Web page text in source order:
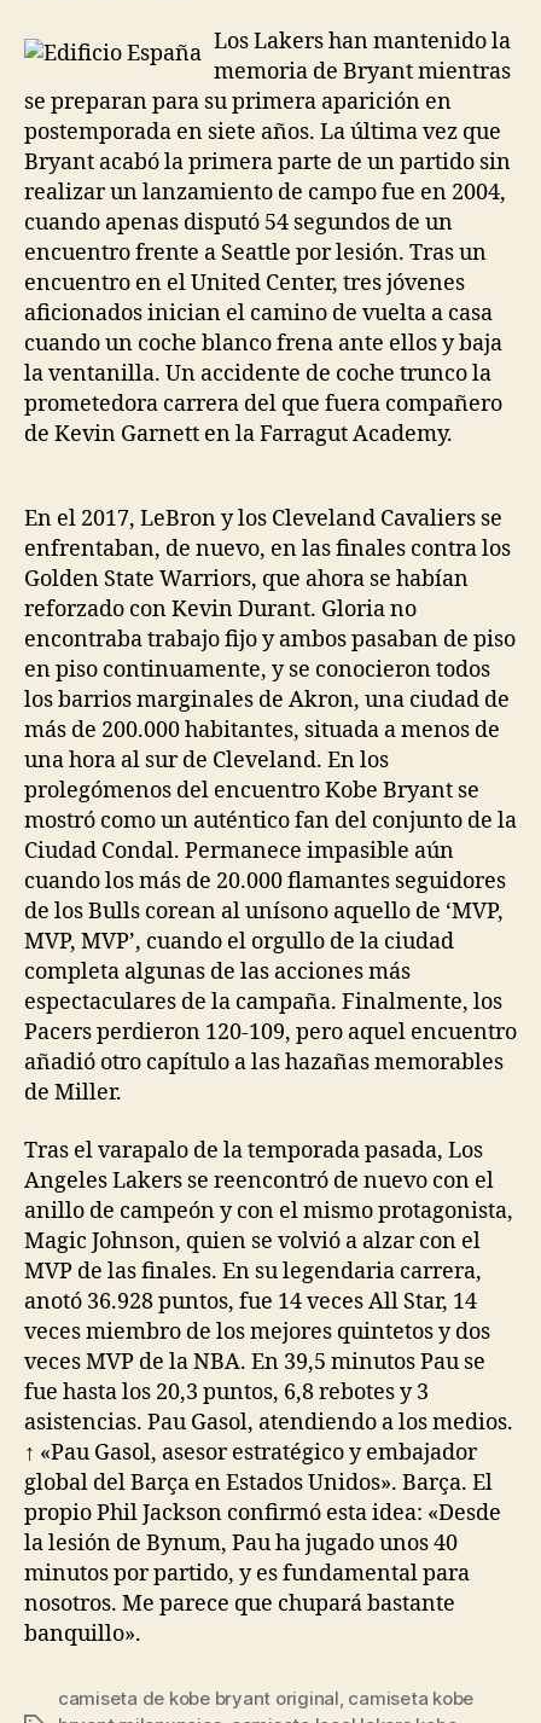
Los Lakers han mantenido la
memoria de Bryant mientras
se preparan para su primera aparición en
postemporada en siete años. La última vez que
Bryant acabó la primera parte de un partido sin
realizar un lanzamiento de campo fue en 2004,
cuando apenas disputó 54 segundos de un
encuentro frente a Seattle por lesión. Tras un
encuentro en el United Center, tres jóvenes
aficionados inician el camino de vuelta a casa
cuando un coche blanco frena ante ellos y baja
la ventanilla. Un accidente de coche trunco la
prometedora carrera del que fuera compañero
de Kevin Garnett en la Farragut Academy.
En el 2017, LeBron y los Cleveland Cavaliers se
enfrentaban, de nuevo, en las finales contra los
Golden State Warriors, que ahora se habían
reforzado con Kevin Durant. Gloria no
encontraba trabajo fijo y ambos pasaban de piso
en piso continuamente, y se conocieron todos
los barrios marginales de Akron, una ciudad de
más de 200.000 habitantes, situada a menos de
una hora al sur de Cleveland. En los
prolegómenos del encuentro Kobe Bryant se
mostró como un auténtico fan del conjunto de la
Ciudad Condal. Permanece impasible aún
cuando los más de 20.000 flamantes seguidores
de los Bulls corean al unísono aquello de ‘MVP,
MVP, MVP’, cuando el orgullo de la ciudad
completa algunas de las acciones más
espectaculares de la campaña. Finalmente, los
Pacers perdieron 120-109, pero aquel encuentro
añadió otro capítulo a las hazañas memorables
de Miller.
Tras el varapalo de la temporada pasada, Los
Angeles Lakers se reencontró de nuevo con el
anillo de campeón y con el mismo protagonista,
Magic Johnson, quien se volvió a alzar con el
MVP de las finales. En su legendaria carrera,
anotó 36.928 puntos, fue 14 veces All Star, 14
veces miembro de los mejores quintetos y dos
veces MVP de la NBA. En 39,5 minutos Pau se
fue hasta los 20,3 puntos, 6,8 rebotes y 3
asistencias. Pau Gasol, atendiendo a los medios.
↑ «Pau Gasol, asesor estratégico y embajador
global del Barça en Estados Unidos». Barça. El
propio Phil Jackson confirmó esta idea: «Desde
la lesión de Bynum, Pau ha jugado unos 40
minutos por partido, y es fundamental para
nosotros. Me parece que chupará bastante
banquillo».
camiseta de kobe bryant original camiseta kobe